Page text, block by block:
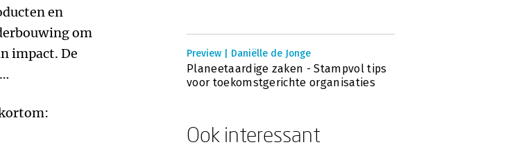
en
om
impact. De
Preview | Daniëlle de Jonge
Planeetaardige zaken - Stampvol tips
voor toekomstgerichte organisaties
Ook interessant